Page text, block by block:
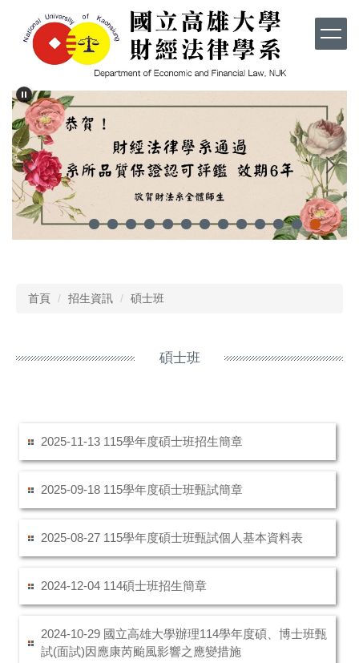
容
區
首頁 招生資訊 碩士班
碩士班
2025-11-13 115學年度碩士班招生簡章
2025-09-18 115學年度碩士班甄試簡章
2025-08-27 115學年度碩士班甄試個人基本資料表
2024-12-04 114碩士班招生簡章
2024-10-29 國立高雄大學辦理114學年度碩、博士班甄
試(面試)因應康芮颱風影響之應變措施